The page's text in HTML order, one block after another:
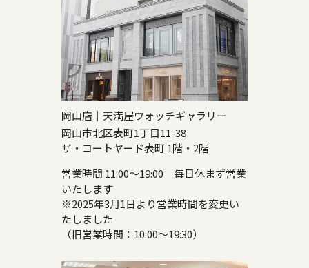
岡山店｜天満屋ウォッチギャラリー
岡山市北区表町1丁目11-38
ザ・コートヤード表町 1階・2階
営業時間 11:00～19:00 毎日休まず営業
いたします
※2025年3月1日より営業時間を変更い
たしました
（旧営業時間：10:00～19:30）